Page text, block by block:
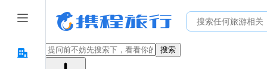
搜索